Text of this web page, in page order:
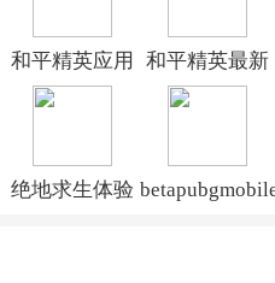
和平精英应用
宝版下载
和平精英最新
版本下载安装
绝地求生体验